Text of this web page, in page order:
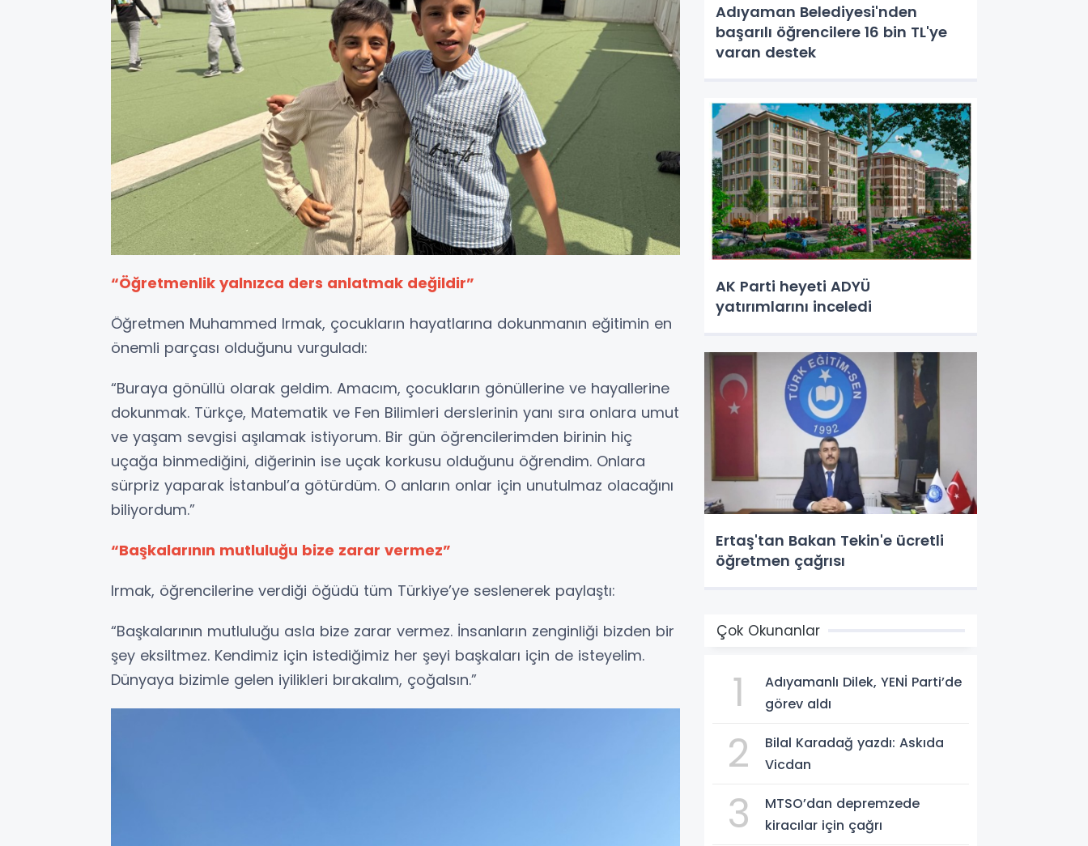
“Öğretmenlik yalnızca ders anlatmak değildir”
Öğretmen Muhammed Irmak, çocukların hayatlarına dokunmanın eğitimin en
önemli parçası olduğunu vurguladı:
“Buraya gönüllü olarak geldim. Amacım, çocukların gönüllerine ve hayallerine
dokunmak. Türkçe, Matematik ve Fen Bilimleri derslerinin yanı sıra onlara umut
ve yaşam sevgisi aşılamak istiyorum. Bir gün öğrencilerimden birinin hiç
uçağa binmediğini, diğerinin ise uçak korkusu olduğunu öğrendim. Onlara
sürpriz yaparak İstanbul’a götürdüm. O anların onlar için unutulmaz olacağını
biliyordum.”
“Başkalarının mutluluğu bize zarar vermez”
Irmak, öğrencilerine verdiği öğüdü tüm Türkiye’ye seslenerek paylaştı:
“Başkalarının mutluluğu asla bize zarar vermez. İnsanların zenginliği bizden bir
şey eksiltmez. Kendimiz için istediğimiz her şeyi başkaları için de isteyelim.
Dünyaya bizimle gelen iyilikleri bırakalım, çoğalsın.”
Adıyaman Belediyesi'nden
başarılı öğrencilere 16 bin TL'ye
varan destek
AK Parti heyeti ADYÜ
yatırımlarını inceledi
Ertaş'tan Bakan Tekin'e ücretli
öğretmen çağrısı
Çok Okunanlar
1
Adıyamanlı Dilek, YENİ Parti’de
görev aldı
2
Bilal Karadağ yazdı: Askıda
Vicdan
3
MTSO’dan depremzede
kiracılar için çağrı